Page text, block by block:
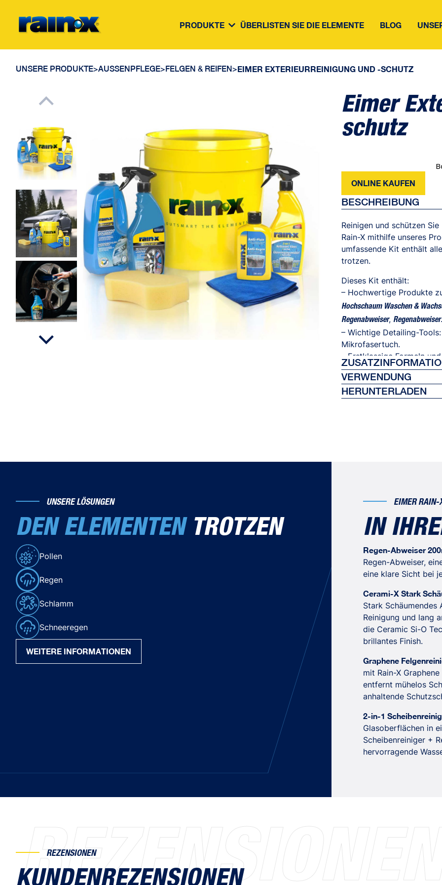
PRODUKTE ÜBERLISTEN SIE DIE ELEMENTE BLOG
UNSERE PRODUKTE>AUSSENPFLEGE>FELGEN & REIFEN>EIMER EXTERIEURREINIGUNG UND -SCHUTZ
Eimer
schutz
ONLINE KAUFEN
BESCHREIBUNG
Reinigen und schützen
Rain-X mithilfe unseres
umfassende Kit enthält
trotzen.
Dieses Kit enthält:
– Hochwertige Produkte
Hochschaum Waschen &
Regenabweiser, Regenabweiser.
– Wichtige Detailing-
Mikrofasertuch.
– Erstklassige Formeln
berühmten
Ref 26442
EAN 8410410264428
VERWENDUNG
Bitte beachten Sie die
HERUNTERLADEN
Material Safety Data Sheet
UNSERE LÖSUNGEN
DEN ELEMENTENTROTZEN
Pollen
Regen
Schlamm
Schneeregen
WEITERE INFORMATIONEN
EIMER RAIN-
IN
Regen-Abweiser
Regen-Abweiser,
eine klare Sicht bei
Cerami-X Stark
Stark
Reinigung und lang
die Ceramic Si-O
brillantes Finish.
Graphene
mit Rain-X
entfernt mühelos
anhaltende
2-in-1
Glasoberflächen in
Scheibenreiniger +
hervorragende
REZENSIONEN